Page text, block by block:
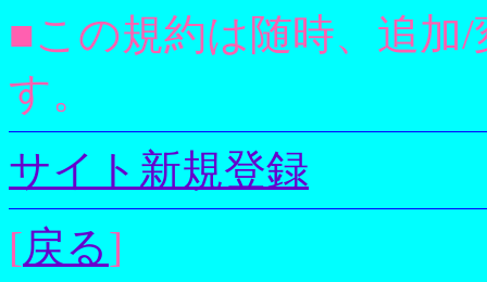
■この規約は随時、追加
す。
サイト新規登録
[戻る]